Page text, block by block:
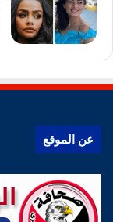
عن الموقع